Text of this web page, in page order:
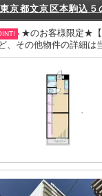
東京都文京区本駒込５
★のお客様限定★【
、その他物件の詳細は